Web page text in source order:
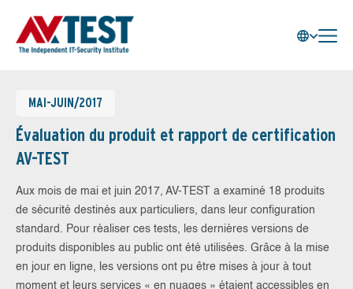
MAI-JUIN/2017
Évaluation du produit et rapport de certification
AV-TEST
Aux mois de mai et juin 2017, AV-TEST a examiné 18 produits
de sécurité destinés aux particuliers, dans leur configuration
standard. Pour réaliser ces tests, les dernières versions de
produits disponibles au public ont été utilisées. Grâce à la mise
en jour en ligne, les versions ont pu être mises à jour à tout
moment et leurs services « en nuages » étaient accessibles en